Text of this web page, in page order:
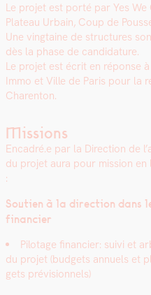
Le pro­jet est porté par Yes
Plateau Urbain, Coup de
Une ving­taine de struc­tures
dès la phase de can­di­da­ture.
Le pro­jet est écrit en réponse
Immo et Ville de Paris pour la
Char­en­ton.
Missions
Encadré.e par la Direc­tion de
du pro­jet aura pour mis­sion
:
Sou­tien à la direc­tion dans
financier
Pilotage financier: suivi et
du pro­jet (bud­gets annuels et
gets prévi­sion­nels)